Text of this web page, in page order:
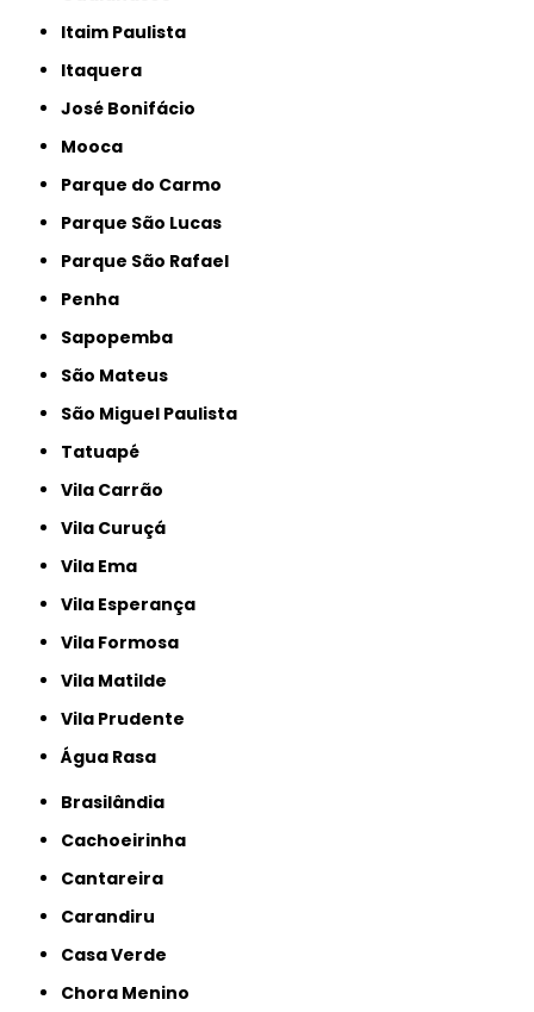
Itaim Paulista
Itaquera
José Bonifácio
Mooca
Parque do Carmo
Parque São Lucas
Parque São Rafael
Penha
Sapopemba
São Mateus
São Miguel Paulista
Tatuapé
Vila Carrão
Vila Curuçá
Vila Ema
Vila Esperança
Vila Formosa
Vila Matilde
Vila Prudente
Água Rasa
Brasilândia
Cachoeirinha
Cantareira
Carandiru
Casa Verde
Chora Menino